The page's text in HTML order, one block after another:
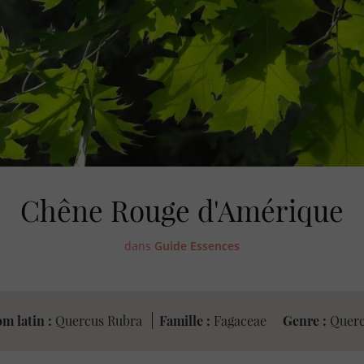
Chêne Rouge d'Amérique
dans Guide Essences
latin : Quercus Rubra Famille : Fagaceae Genre :